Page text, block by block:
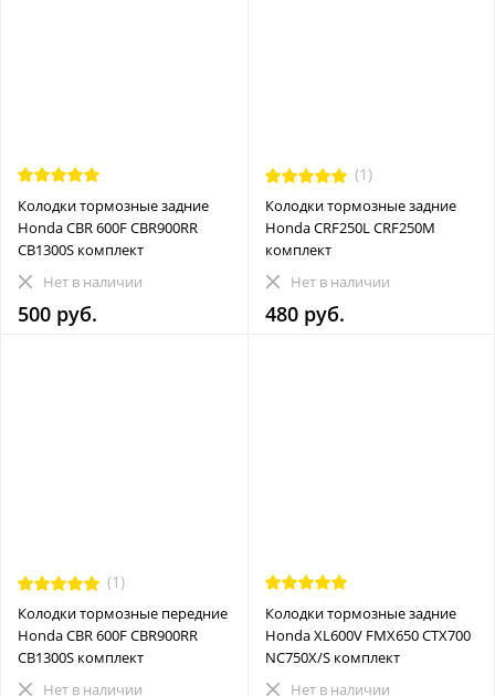
Колодки тормозные задние
Honda CBR 600F CBR900RR
CB1300S комплект
Нет в наличии
500 руб.
(1)
Колодки тормозные задние
Honda CRF250L CRF250M
комплект
Нет в наличии
480 руб.
(1)
Колодки тормозные передние
Honda CBR 600F CBR900RR
CB1300S комплект
Нет в наличии
Колодки тормозные задние
Honda XL600V FMX650 CTX700
NC750X/S комплект
Нет в наличии